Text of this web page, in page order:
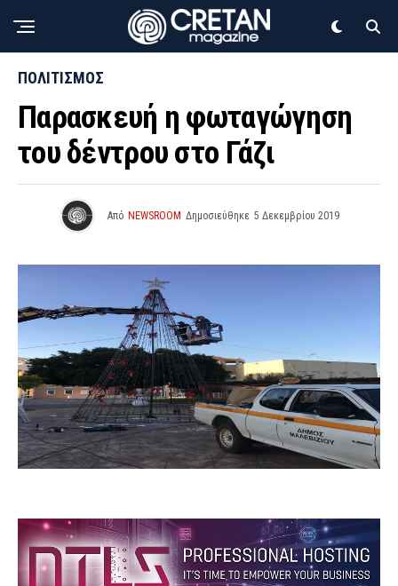
ΠΟΛΙΤΙΣΜΟΣ
Παρασκευή η φωταγώγηση
του δέντρου στο Γάζι
Από NEWSROOM Δημοσιεύθηκε 5 Δεκεμβρίου 2019